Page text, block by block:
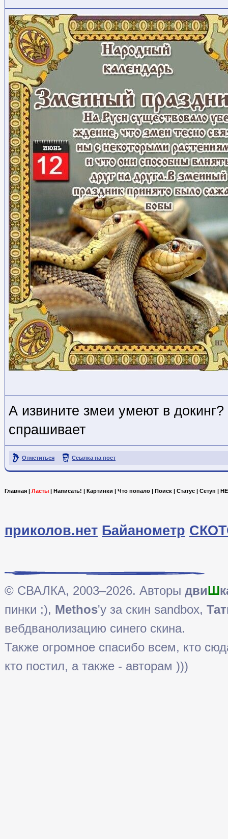
А извините змеи умеют в
спрашивает
Отметиться Ссылка на пост
Главная Ласты Написать! Картинки Что попало Поиск Статус Сетуп
приколов.нет Байанометр
© СВАЛКА, 2003–2026. Авторы двиШ
пинки ;), Methos'у за скин sandbox,
вебдванолизацию синего скина.
Также огромное спасибо всем, кто
кто постил, а также - авторам )))